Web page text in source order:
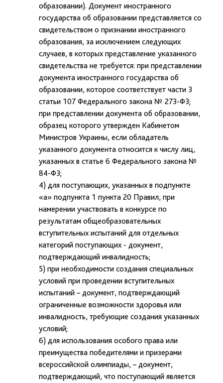
образовании). Документ иностранного
государства об образовании представляется со
свидетельством о признании иностранного
образования, за исключением следующих
случаев, в которых представление указанного
свидетельства не требуется: при представлении
документа иностранного государства об
образовании, которое соответствует части 3
статьи 107 Федерального закона № 273-ФЗ;
при представлении документа об образовании,
образец которого утвержден Кабинетом
Министров Украины, если обладатель
указанного документа относится к числу лиц,
указанных в статье 6 Федерального закона №
84-ФЗ;
4) для поступающих, указанных в подпункте
«а» подпункта 1 пункта 20 Правил, при
намерении участвовать в конкурсе по
результатам общеобразовательных
вступительных испытаний для отдельных
категорий поступающих - документ,
подтверждающий инвалидность;
5) при необходимости создания специальных
условий при проведении вступительных
испытаний – документ, подтверждающий
ограниченные возможности здоровья или
инвалидность, требующие создания указанных
условий;
6) для использования особого права или
преимущества победителями и призерами
всероссийской олимпиады, – документ,
подтверждающий, что поступающий является